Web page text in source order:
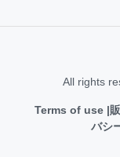
All rights
Terms of use
バシ